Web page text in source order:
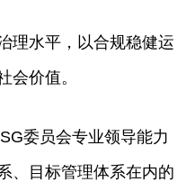
水平，以合规稳健运
会价值。
委员会专业领导能力
、目标管理体系在内的